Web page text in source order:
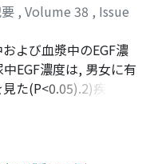
, Volume 38 , Issue
よび血漿中のEGF濃
EGF濃度は, 男女に有
た(P<0.05).2)疾患別
胱癌では有意差なく,
, 癌)にて高値をみ